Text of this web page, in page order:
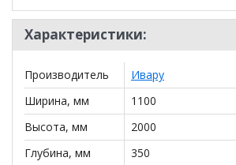
Кромка ПВХ 1 мм
Направляющие — шариковые
Металлическая фурнитура
Зеркало с фацетом
Мягкий элемент — экокожа (Люкса
Характеристики:
Производитель
Ивару
Ширина, мм
1100
Высота, мм
2000
Глубина, мм
350